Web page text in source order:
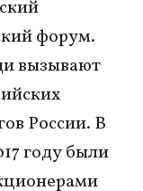
форум.
вызывают
России. В
году были